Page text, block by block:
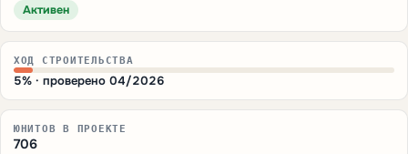
Активен
ХОД СТРОИТЕЛЬСТВА
5% · проверено 04/2026
ЮНИТОВ В ПРОЕКТЕ
706